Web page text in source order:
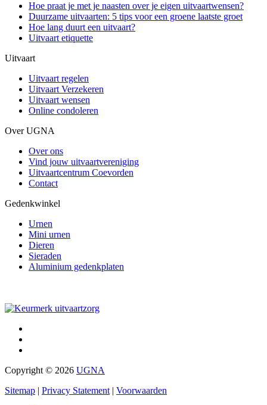
Hoe praat je met je naasten over je eigen uitvaartwensen?
Duurzame uitvaarten: 5 tips voor een groene laatste groet
Hoe lang duurt een uitvaart?
Uitvaart etiquette
Uitvaart
Uitvaart regelen
Uitvaart Verzekeren
Uitvaart wensen
Online condoleren
Over UGNA
Over ons
Vind jouw uitvaartvereniging
Uitvaartcentrum Coevorden
Contact
Gedenkwinkel
Urnen
Mini urnen
Dieren
Sieraden
Aluminium gedenkplaten
Copyright © 2026 UGNA
Sitemap | Privacy Statement | Voorwaarden